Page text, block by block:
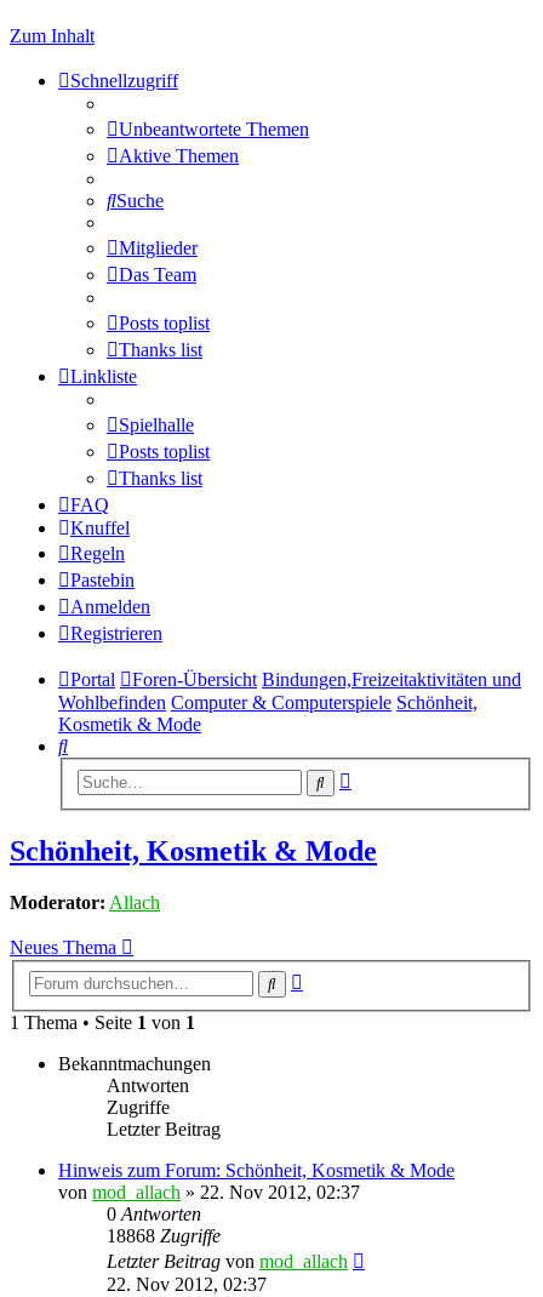
Zum Inhalt
Schnellzugriff
Unbeantwortete Themen
Aktive Themen
Suche
Mitglieder
Das Team
Posts toplist
Thanks list
Linkliste
Spielhalle
Posts toplist
Thanks list
FAQ
Knuffel
Regeln
Pastebin
Anmelden
Registrieren
Portal Foren-Übersicht Bindungen,Freizeitaktivitäten und
Wohlbefinden Computer & Computerspiele Schönheit,
Kosmetik & Mode
Suche
Suche
Schönheit, Kosmetik & Mode
Moderator: Allach
Neues Thema
Suche
1 Thema • Seite 1 von 1
Bekanntmachungen
Antworten
Zugriffe
Letzter Beitrag
Hinweis zum Forum: Schönheit, Kosmetik & Mode
von mod_allach » 22. Nov 2012, 02:37
0Antworten
18868 Zugriffe
Letzter Beitrag von mod_allach
22. Nov 2012, 02:37